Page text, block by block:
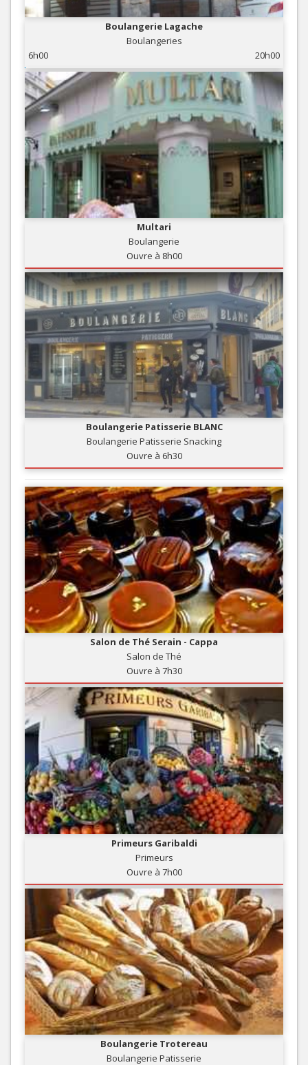
Boulangerie Lagache
Boulangeries
6h00
20h00
Multari
Boulangerie
Ouvre à 8h00
Boulangerie Patisserie BLANC
Boulangerie Patisserie Snacking
Ouvre à 6h30
Salon de Thé Serain - Cappa
Salon de Thé
Ouvre à 7h30
Primeurs Garibaldi
Primeurs
Ouvre à 7h00
Boulangerie Trotereau
Boulangerie Patisserie